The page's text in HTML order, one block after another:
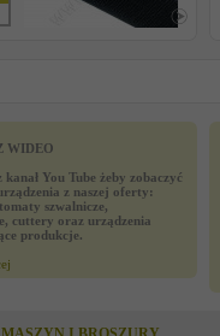
WIDEO
kanał You Tube żeby zobaczyć
z naszej oferty:
szwalnicze,
cuttery oraz urządzenia
produkcje.